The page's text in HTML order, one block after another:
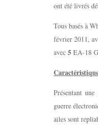
ont été livrés
Tous basés à
février 2011,
avec 5 EA-18
Présentant
guerre
ailes sont